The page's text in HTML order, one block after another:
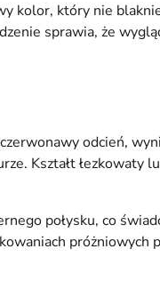
który nie
sprawia, że
odcień,
Kształt łezkowaty
połysku, co